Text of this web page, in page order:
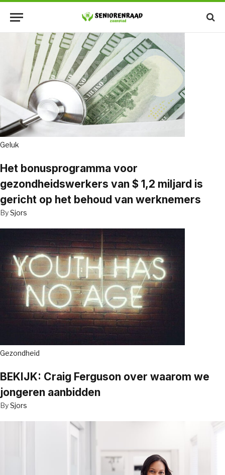
Geluk
Het bonusprogramma voor
gezondheidswerkers van $ 1,2 miljard is
gericht op het behoud van werknemers
BySjors
Gezondheid
BEKIJK: Craig Ferguson over waarom we
jongeren aanbidden
BySjors